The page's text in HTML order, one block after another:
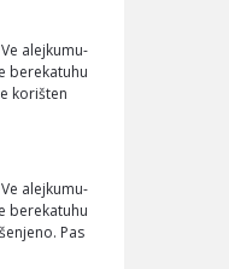
Ve alejkumu-
berekatuhu
korišten
Ve alejkumu-
berekatuhu
Pas